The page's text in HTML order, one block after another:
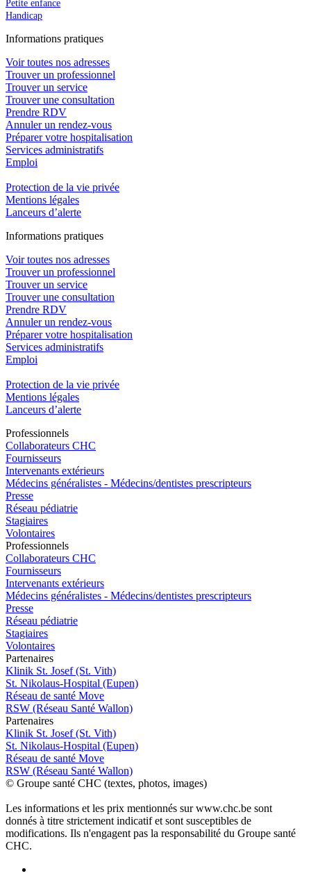
Petite enfance
Handicap
Informations pratiques
Voir toutes nos adresses
Trouver un professionnel
Trouver un service
Trouver une consultation
Prendre RDV
Annuler un rendez-vous
Préparer votre hospitalisation
Services administratifs
Emploi​
Protection de la vie privée
Mentions légales
Lanceurs d’alerte
Informations pratiques
Voir toutes nos adresses
Trouver un professionnel
Trouver un service
Trouver une consultation
Prendre RDV
Annuler un rendez-vous
Préparer votre hospitalisation
Services administratifs
Emploi​
Protection de la vie privée
Mentions légales
Lanceurs d’alerte
Professionnels
Collaborateurs CHC
Fournisseurs
Intervenants extérieurs
Médecins généralistes - Médecins/dentistes prescripteurs
Presse
Réseau pédiatrie
Stagiaires
Volontaires
Professionnels
Collaborateurs CHC
Fournisseurs
Intervenants extérieurs
Médecins généralistes - Médecins/dentistes prescripteurs
Presse
Réseau pédiatrie
Stagiaires
Volontaires
Partenaires
Klinik St. Josef (St. Vith)
St. Nikolaus-Hospital (Eupen)
Réseau de santé Move
RSW (Réseau Santé Wallon)
Partenaires
Klinik St. Josef (St. Vith)
St. Nikolaus-Hospital (Eupen)
Réseau de santé Move
RSW (Réseau Santé Wallon)
© Groupe santé CHC (textes, photos, images)
Les informations et les prix mentionnés sur www.chc.be sont
donnés à titre strictement indicatif et sont susceptibles de
modifications. Ils n'engagent pas la responsabilité du Groupe santé
CHC.